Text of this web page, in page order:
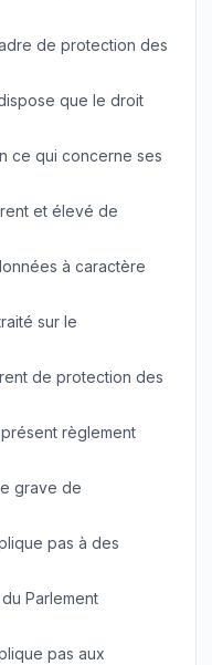
de protection des
que le droit
ce qui concerne ses
et élevé de
à caractère
sur le
de protection des
règlement
grave de
pas à des
Parlement
pas aux